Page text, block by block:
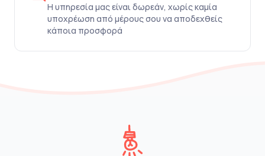
Η υπηρεσία μας είναι δωρεάν, χωρίς καμία
υποχρέωση από μέρους σου να αποδεχθείς
κάποια προσφορά